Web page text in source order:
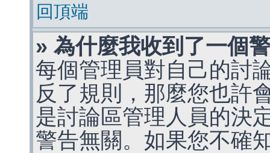
回頂端
» 為什麼我收到了一個
每個管理員對自己的討
反了規則，那麼您也許
是討論區管理人員的決
警告無關。如果您不確